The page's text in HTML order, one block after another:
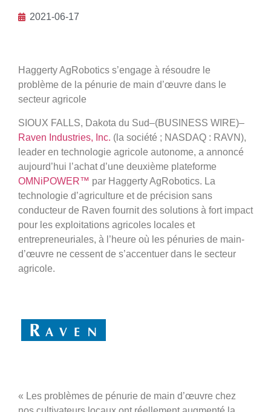
2021-06-17
Haggerty AgRobotics s’engage à résoudre le
problème de la pénurie de main d’œuvre dans le
secteur agricole
SIOUX FALLS, Dakota du Sud–(BUSINESS WIRE)–
Raven Industries, Inc. (la société ; NASDAQ : RAVN),
leader en technologie agricole autonome, a annoncé
aujourd’hui l’achat d’une deuxième plateforme
OMNiPOWER™ par Haggerty AgRobotics. La
technologie d’agriculture et de précision sans
conducteur de Raven fournit des solutions à fort impact
pour les exploitations agricoles locales et
entrepreneuriales, à l’heure où les pénuries de main-
d’œuvre ne cessent de s’accentuer dans le secteur
agricole.
« Les problèmes de pénurie de main d’œuvre chez